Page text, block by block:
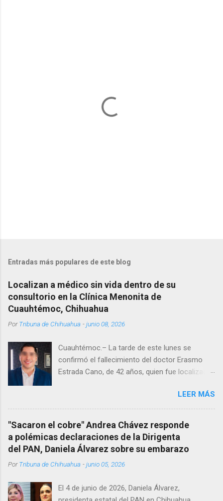
Entradas más populares de este blog
Localizan a médico sin vida dentro de su
consultorio en la Clínica Menonita de
Cuauhtémoc, Chihuahua
PorTribuna de Chihuahua -junio 08, 2026
Cuauhtémoc.– La tarde de este lunes se
confirmó el fallecimiento del doctor Erasmo
Estrada Cano, de 42 años, quien fue localizado
Menonita, ubicada en el kilómetro 10 del
Corredor Comercial. Según reportes el médico
se habría quitado la vida mientras permanecía
encerrado en el consultorio, por lo que
autoridades tuvieron que derribar la puerta,
Estrada, quien se desempeñó como presidente
un médico reconocido en la región.
LEER MÁS
"Sacaron el cobre" Andrea Chávez responde
a polémicas declaraciones de la Dirigenta
del PAN, Daniela Álvarez sobre su embarazo
PorTribuna de Chihuahua -junio 05, 2026
El 4 de junio de 2026, Daniela Álvarez,